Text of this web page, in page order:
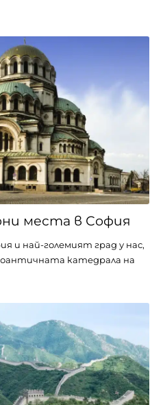
места в София
и най-големият град у нас,
катедрала на